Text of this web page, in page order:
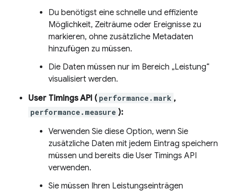
Du benötigst eine schnelle und effiziente
Möglichkeit, Zeiträume oder Ereignisse zu
markieren, ohne zusätzliche Metadaten
hinzufügen zu müssen.
Die Daten müssen nur im Bereich „Leistung“
visualisiert werden.
User Timings API ( performance.mark ,
performance.measure ):
Verwenden Sie diese Option, wenn Sie
zusätzliche Daten mit jedem Eintrag speichern
müssen und bereits die User Timings API
verwenden.
Sie müssen Ihren Leistungseinträgen